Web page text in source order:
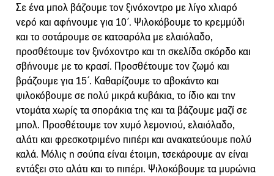
Σε ένα μπολ βάζουμε τον ξινόχοντρο με λίγο χλιαρό
νερό και αφήνουμε για 10΄. Ψιλοκόβουμε το κρεμμύδι
και το σοτάρουμε σε κατσαρόλα με ελαιόλαδο,
προσθέτουμε τον ξινόχοντρο και τη σκελίδα σκόρδο και
σβήνουμε με το κρασί. Προσθέτουμε τον ζωμό και
βράζουμε για 15΄. Καθαρίζουμε το αβοκάντο και
ψιλοκόβουμε σε πολύ μικρά κυβάκια, το ίδιο και την
ντομάτα χωρίς τα σποράκια της και τα βάζουμε μαζί σε
μπολ. Προσθέτουμε τον χυμό λεμονιού, ελαιόλαδο,
αλάτι και φρεσκοτριμένο πιπέρι και ανακατεύουμε πολύ
καλά. Μόλις η σούπα είναι έτοιμη, τσεκάρουμε αν είναι
εντάξει στο αλάτι και το πιπέρι. Ψιλοκόβουμε τα μυρώνια